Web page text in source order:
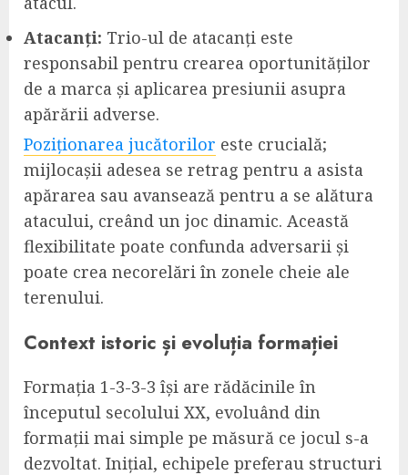
Atacanți: Trio-ul de atacanți este
responsabil pentru crearea oportunităților
de a marca și aplicarea presiunii asupra
apărării adverse.
Poziționarea jucătorilor este crucială;
mijlocașii adesea se retrag pentru a asista
apărarea sau avansează pentru a se alătura
atacului, creând un joc dinamic. Această
flexibilitate poate confunda adversarii și
poate crea necorelări în zonele cheie ale
terenului.
Context istoric și evoluția formației
Formația 1-3-3-3 își are rădăcinile în
începutul secolului XX, evoluând din
formații mai simple pe măsură ce jocul s-a
dezvoltat. Inițial, echipele preferau structuri